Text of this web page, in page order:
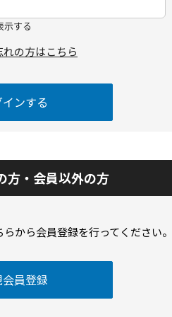
示する
の方はこちら
方・会員以外の方
から会員登録を行ってください。